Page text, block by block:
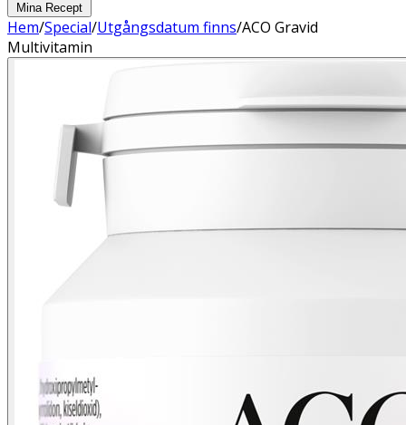
Mina Recept
Hem/Special/Utgångsdatum finns/ACO Gravid
Multivitamin